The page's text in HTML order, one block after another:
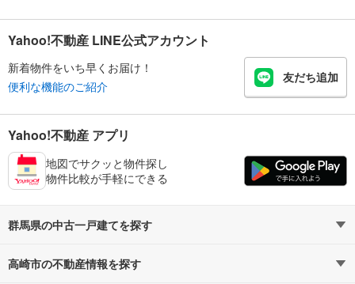
Yahoo!不動産 LINE公式アカウント
新着物件をいち早くお届け！
便利な機能のご紹介
友だち追加
Yahoo!不動産 アプリ
地図でサクッと物件探し
物件比較が手軽にできる
群馬県の中古一戸建てを探す
路線・駅から探す
高崎市の不動産情報を探す